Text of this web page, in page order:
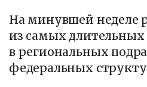
На минувшей неделе
из самых
в региональных
федеральных